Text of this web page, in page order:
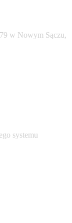
w Nowym Sączu,
systemu